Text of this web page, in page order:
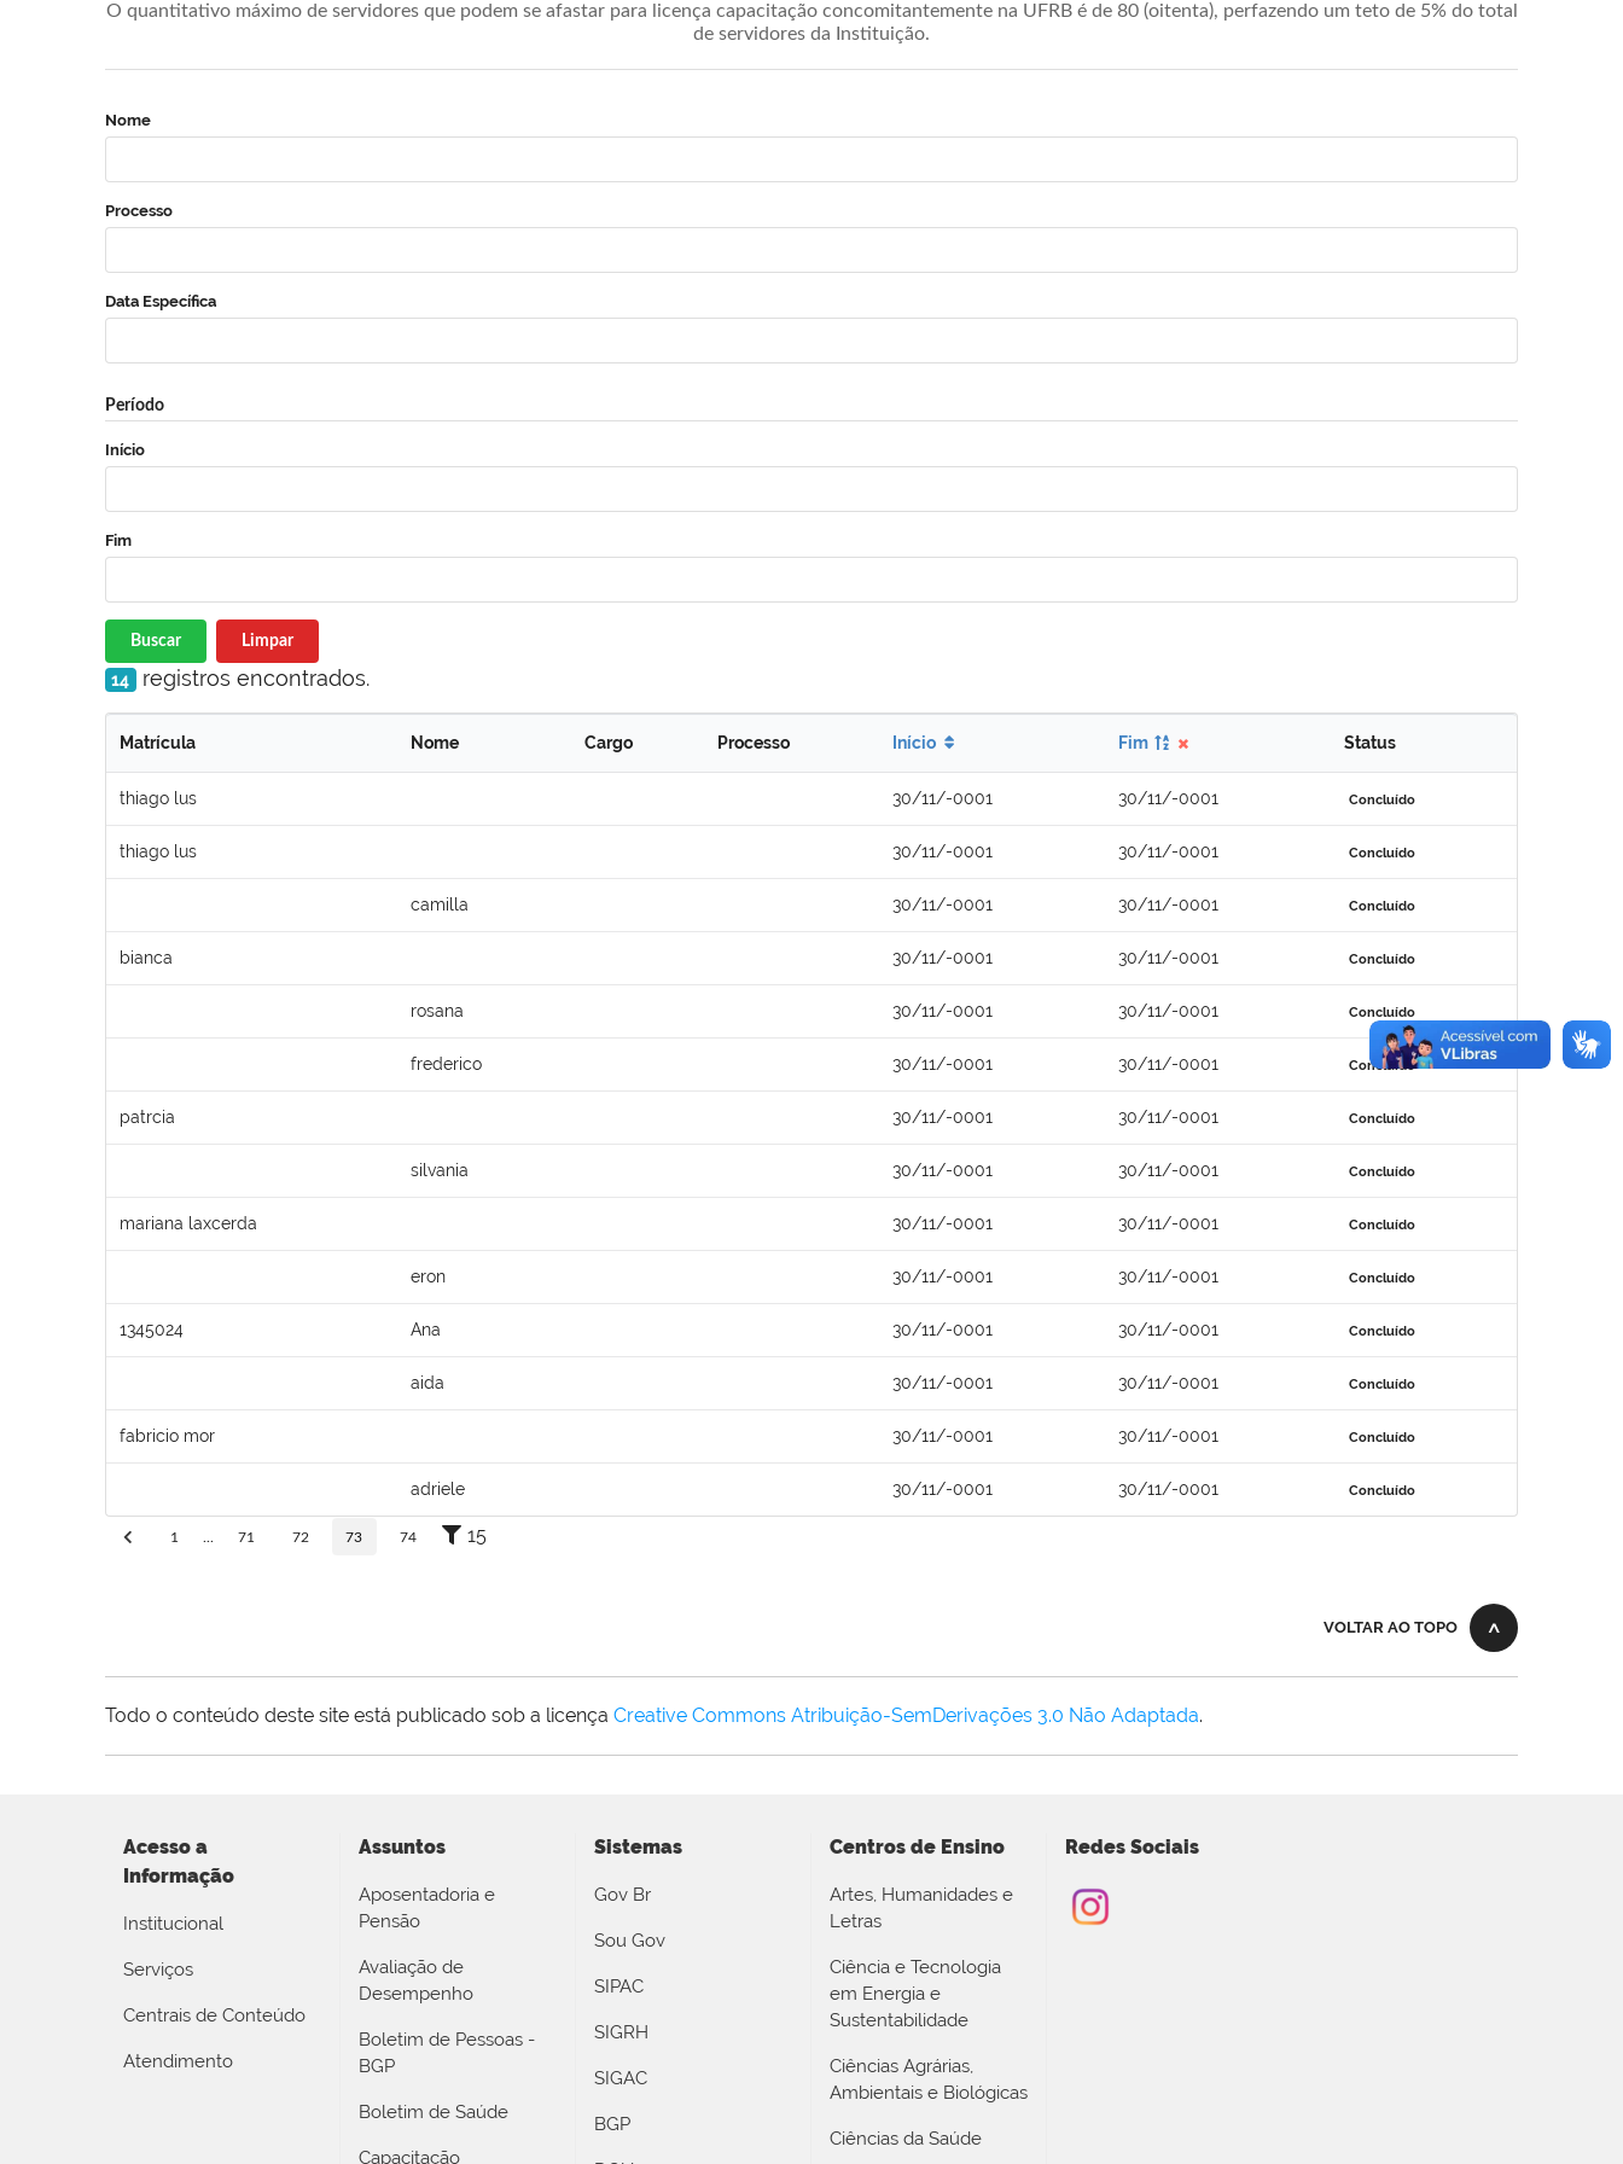
O quantitativo máximo de servidores que podem se afastar para licença capacitação concomitantemente na UFRB é de 80 (oitenta), perfazendo um teto de 5% do total
de servidores da Instituição.
Nome
Processo
Data Específica
Período
Início
Fim
Buscar Limpar
14 registros encontrados.
Matrícula Nome Cargo Processo Início Fim Status
thiago lus 30/11/-0001 30/11/-0001 Concluído
thiago lus 30/11/-0001 30/11/-0001 Concluído
camilla 30/11/-0001 30/11/-0001 Concluído
bianca 30/11/-0001 30/11/-0001 Concluído
rosana 30/11/-0001 30/11/-0001 Concluído
frederico 30/11/-0001 30/11/-0001 Concluído
patrcia 30/11/-0001 30/11/-0001 Concluído
silvania 30/11/-0001 30/11/-0001 Concluído
mariana laxcerda 30/11/-0001 30/11/-0001 Concluído
eron 30/11/-0001 30/11/-0001 Concluído
1345024 Ana 30/11/-0001 30/11/-0001 Concluído
aida 30/11/-0001 30/11/-0001 Concluído
fabricio mor 30/11/-0001 30/11/-0001 Concluído
adriele 30/11/-0001 30/11/-0001 Concluído
1 71 72 73 74 15
VOLTAR AO TOPO
Todo o conteúdo deste site está publicado sob a licença Creative Commons Atribuição-SemDerivações 3.0 Não Adaptada.
Acesso a
Informação
Institucional
Serviços
Centrais de Conteúdo
Atendimento
Assuntos
Aposentadoria e
Pensão
Avaliação de
Desempenho
Boletim de Pessoas -
BGP
Boletim de Saúde
Capacitação
Sistemas
Gov Br
Sou Gov
SIPAC
SIGRH
SIGAC
BGP
Centros de Ensino
Artes, Humanidades e
Letras
Ciência e Tecnologia
em Energia e
Sustentabilidade
Ciências Agrárias,
Ambientais e Biológicas
Ciências da Saúde
Redes Sociais